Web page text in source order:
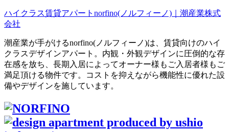
ハイクラス賃貸アパートnorfino(ノルフィーノ)｜潮産業株式
会社
潮産業が手がけるnorfino(ノルフィーノ)は、賃貸向けのハイ
クラスデザインアパート。内観・外観デザインに圧倒的な存
在感を放ち、長期入居によってオーナー様もご入居者様もご
満足頂ける物件です。コストを抑えながら機能性に優れた設
備やデザインを施しています。